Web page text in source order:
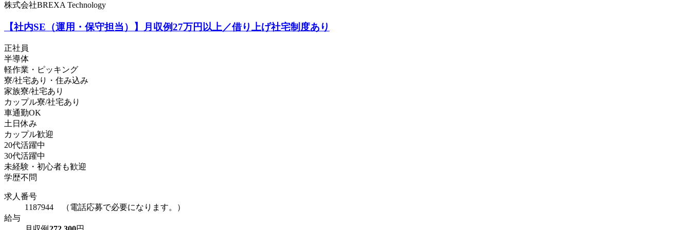
株式会社BREXA Technology
【社内SE（運用・保守担当）】月収例27万円以上／借り上げ社宅制度あり
正社員
半導体
軽作業・ピッキング
寮/社宅あり・住み込み
家族寮/社宅あり
カップル寮/社宅あり
車通勤OK
土日休み
カップル歓迎
20代活躍中
30代活躍中
未経験・初心者も歓迎
学歴不問
求人番号
1187944 （電話応募で必要になります。）
給与